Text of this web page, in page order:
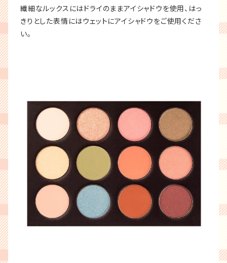
繊細なルックスにはドライのままアイシャドウを使用、はっ
きりとした表情にはウェットにアイシャドウをご使用くださ
い。